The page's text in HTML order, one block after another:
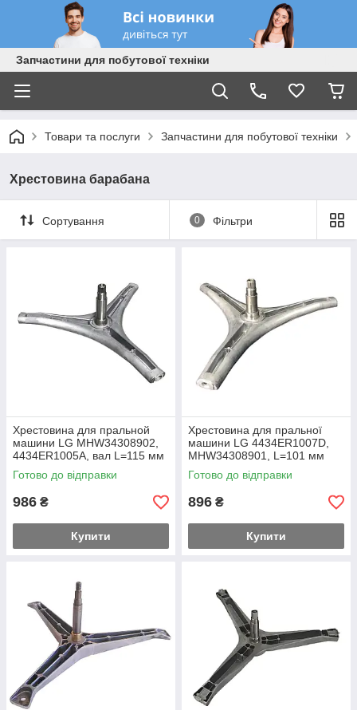
Запчастини для побутової техніки
Товари та послуги Запчастини для побутової техніки
Хрестовина барабана
Сортування 0 Фільтри
Хрестовина для пральной
машини LG MHW34308902,
4434ER1005A, вал L=115 мм
Готово до відправки
986 ₴
Купити
Хрестовина для пральної
машини LG 4434ER1007D,
MHW34308901, L=101 мм
Готово до відправки
896 ₴
Купити